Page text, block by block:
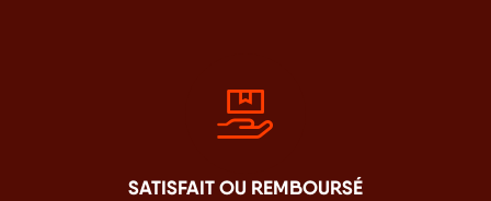
SATISFAIT OU REMBOURSÉ